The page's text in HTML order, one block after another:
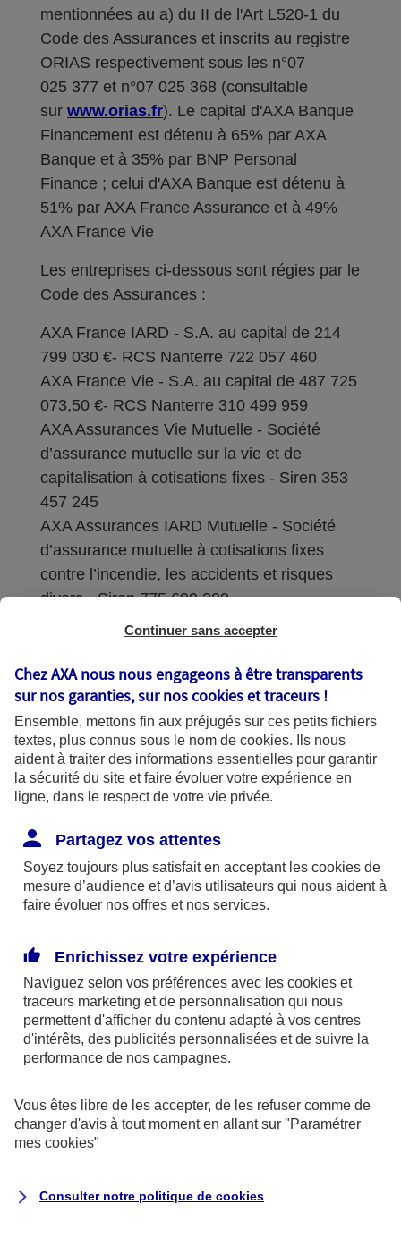
mentionnées au a) du II de l'Art L520-1 du
Code des Assurances et inscrits au registre
ORIAS respectivement sous les n°07
025 377 et n°07 025 368 (consultable
sur www.orias.fr). Le capital d'AXA Banque
Financement est détenu à 65% par AXA
Banque et à 35% par BNP Personal
Finance ; celui d'AXA Banque est détenu à
51% par AXA France Assurance et à 49%
AXA France Vie
Les entreprises ci-dessous sont régies par le
Code des Assurances :
AXA France IARD - S.A. au capital de 214
799 030 €- RCS Nanterre 722 057 460
AXA France Vie - S.A. au capital de 487 725
073,50 €- RCS Nanterre 310 499 959
AXA Assurances Vie Mutuelle - Société
d’assurance mutuelle sur la vie et de
capitalisation à cotisations fixes - Siren 353
457 245
AXA Assurances IARD Mutuelle - Société
d’assurance mutuelle à cotisations fixes
contre l’incendie, les accidents et risques
divers - Siren 775 699 309
Sièges sociaux : 313 Terrasses de l’Arche –
Coordonnées de l'Autorité de contrôle
prudentiel et de résolution (ACPR) : - 4
Place de Budapest - CS 92459 - 75436
Paris Cedex 09. Le détail des procédures de
recours et de réclamation et les
disponibles sur le site axa.fr.
AXA France IARD et AXA France Vie sont
mandataires exclusifs en opérations de
246 et n°13 005 764 (consultable
surwww.orias.fr)
AXA Assistance France Assurances,
S.A au capital de 51 429 430,40 €,
Siège social :
8-10, rue Paul Vaillant Couturier
Continuer sans accepter
Chez AXA nous nous engageons à être transparents
sur nos garanties, sur noscookies et traceurs !
Ensemble, mettons fin aux préjugés sur ces petits fichiers
textes, plus connus sous le nom de cookies. Ils nous
aident à traiter des informations essentielles pour garantir
la sécurité du site et faire évoluer votre expérience en
ligne, dans le respect de votre vie privée.
Partagez vos attentes
Soyez toujours plus satisfait en acceptant les cookies de
mesure d’audience et d’avis utilisateurs qui nous aident à
faire évoluer nos offres et nos services.
Enrichissez votre expérience
Naviguez selon vos préférences avec les cookies et
traceurs marketing et de personnalisation qui nous
permettent d'afficher du contenu adapté à vos centres
d'intérêts, des publicités personnalisées et de suivre la
performance de nos campagnes.
Vous êtes libre de les accepter, de les refuser comme de
changer d'avis à tout moment en allant sur "Paramétrer
mes cookies"
Consulter notre politique de cookies